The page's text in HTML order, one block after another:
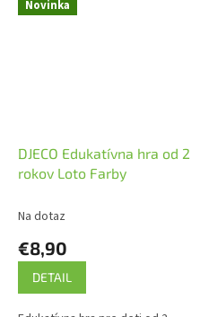
Novinka
DJECO Edukatívna hra od 2
rokov Loto Farby
Na dotaz
€8,90
DETAIL